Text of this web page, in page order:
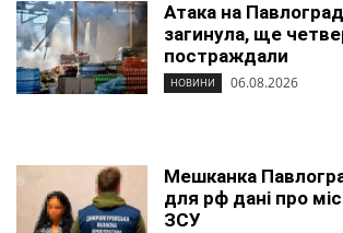
Атака на
загинула, ще
постраждали
НОВИНИ 06.08.2026
Мешканка
для рф дані про
ЗСУ